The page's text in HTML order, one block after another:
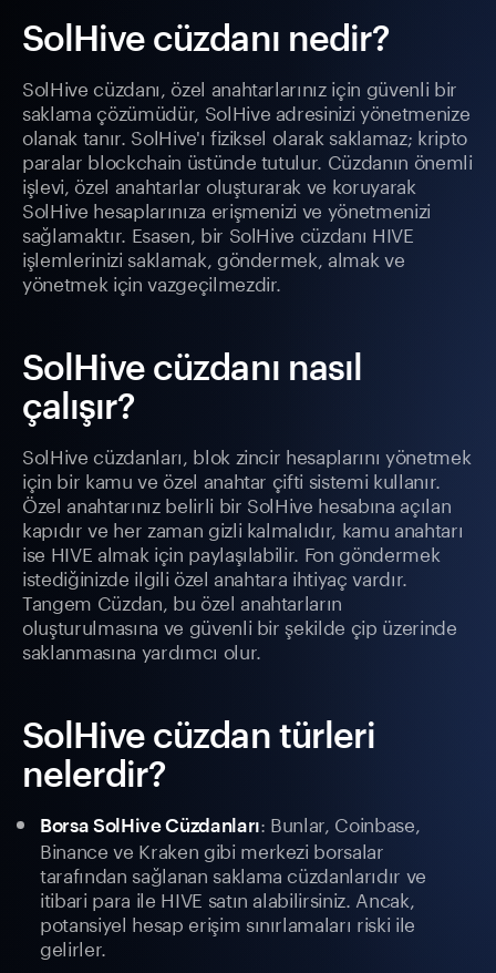
SolHive cüzdanı nedir?
SolHive cüzdanı, özel anahtarlarınız için güvenli bir
saklama çözümüdür, SolHive adresinizi yönetmenize
olanak tanır. SolHive'ı fiziksel olarak saklamaz; kripto
paralar blockchain üstünde tutulur. Cüzdanın önemli
işlevi, özel anahtarlar oluşturarak ve koruyarak
SolHive hesaplarınıza erişmenizi ve yönetmenizi
sağlamaktır. Esasen, bir SolHive cüzdanı HIVE
işlemlerinizi saklamak, göndermek, almak ve
yönetmek için vazgeçilmezdir.
SolHive cüzdanı nasıl
çalışır?
SolHive cüzdanları, blok zincir hesaplarını yönetmek
için bir kamu ve özel anahtar çifti sistemi kullanır.
Özel anahtarınız belirli bir SolHive hesabına açılan
kapıdır ve her zaman gizli kalmalıdır, kamu anahtarı
ise HIVE almak için paylaşılabilir. Fon göndermek
istediğinizde ilgili özel anahtara ihtiyaç vardır.
Tangem Cüzdan, bu özel anahtarların
oluşturulmasına ve güvenli bir şekilde çip üzerinde
saklanmasına yardımcı olur.
SolHive cüzdan türleri
nelerdir?
Borsa SolHive Cüzdanları: Bunlar, Coinbase,
Binance ve Kraken gibi merkezi borsalar
tarafından sağlanan saklama cüzdanlarıdır ve
itibari para ile HIVE satın alabilirsiniz. Ancak,
potansiyel hesap erişim sınırlamaları riski ile
gelirler.